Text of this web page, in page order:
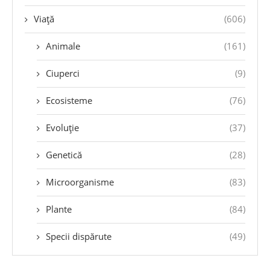
Viață (606)
Animale (161)
Ciuperci (9)
Ecosisteme (76)
Evoluție (37)
Genetică (28)
Microorganisme (83)
Plante (84)
Specii dispărute (49)